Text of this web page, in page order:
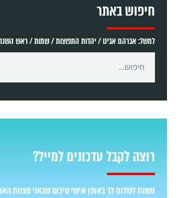
חיפוש באתר
למשל: אברהם אבינו / יהדות התפוצות / שמות / ראש
רוצה לקבל עדכונים למייל?
נשמח לשלוח לך באופן אישי סיכום שבועי מצוות